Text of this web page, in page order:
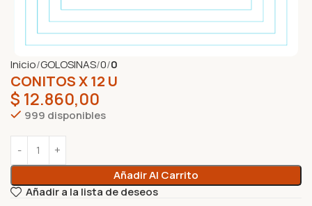
Inicio GOLOSINAS 0 0
CONITOS X 12 U
$ 12.860,00
999 disponibles
Añadir Al Carrito
Añadir a la lista de deseos